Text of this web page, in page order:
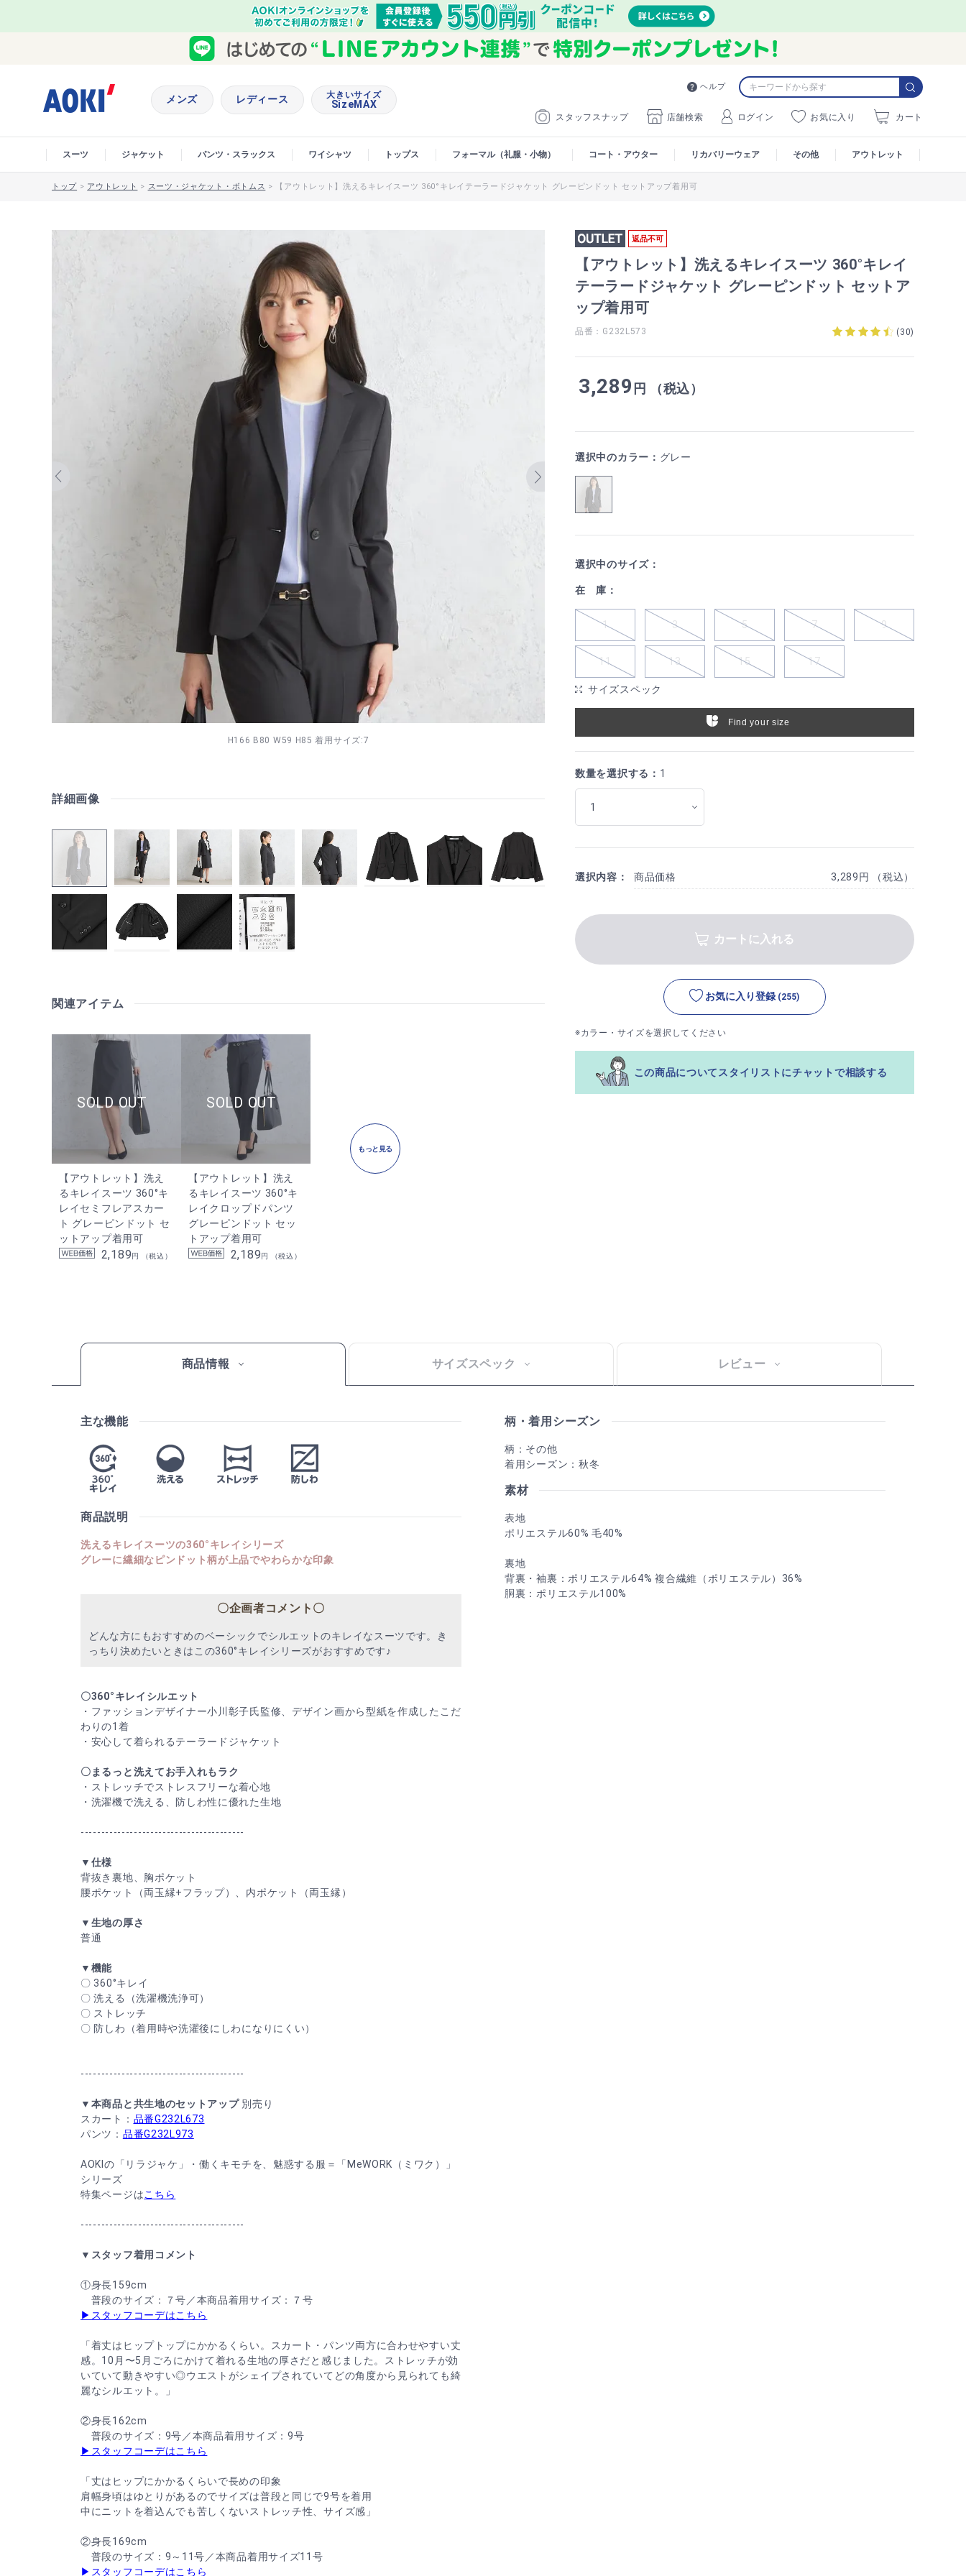
ヘルプ
スタッフスナップ 店舗検索 ログイン お気に入り カート
メンズ レディース 大きいサイズ
SizeMAX
スーツ ジャケット パンツ・スラックス ワイシャツ トップス フォーマル（礼服・小物） コート・アウター リカバリーウェア その他 アウトレット
トップ > アウトレット > スーツ・ジャケット・ボトムス > 【アウトレット】洗えるキレイスーツ 360°キレイテーラードジャケット グレーピンドット セットアップ着用可
H166 B80 W59 H85 着用サイズ:7
詳細画像
関連アイテム
【アウトレット】洗え
るキレイスーツ 360°キ
レイセミフレアスカー
ト グレーピンドット セ
ットアップ着用可
2,189円 （税込）
【アウトレット】洗え
るキレイスーツ 360°キ
レイクロップドパンツ
グレーピンドット セッ
トアップ着用可
2,189円 （税込）
もっと見る
返品不可
【アウトレット】洗えるキレイスーツ 360°キレイ
テーラードジャケット グレーピンドット セットア
ップ着用可
品番：G232L573 (30)
3,289 円 （税込）
選択中のカラー： グレー
選択中のサイズ：
在 庫：
1 3 5 7 9
11 13 15 17
サイズスペック
Find your size
数量を選択する： 1
選択内容： 商品価格 3,289円 （税込）
カートに入れる
お気に入り登録 (255)
※カラー・サイズを選択してください
この商品についてスタイリストにチャットで相談する
商品情報 サイズスペック レビュー
主な機能
商品説明
洗えるキレイスーツの360°キレイシリーズ
グレーに繊細なピンドット柄が上品でやわらかな印象
〇企画者コメント〇
どんな方にもおすすめのベーシックでシルエットのキレイなスーツです。き
っちり決めたいときはこの360°キレイシリーズがおすすめです♪
〇360°キレイシルエット
・ファッションデザイナー小川彰子氏監修、デザイン画から型紙を作成したこだ
わりの1着
・安心して着られるテーラードジャケット
〇まるっと洗えてお手入れもラク
・ストレッチでストレスフリーな着心地
・洗濯機で洗える、防しわ性に優れた生地
----------------------------------------
▼仕様
背抜き裏地、胸ポケット
腰ポケット（両玉縁+フラップ）、内ポケット（両玉縁）
▼生地の厚さ
普通
▼機能
〇 360°キレイ
〇 洗える（洗濯機洗浄可）
〇 ストレッチ
〇 防しわ（着用時や洗濯後にしわになりにくい）
----------------------------------------
▼本商品と共生地のセットアップ別売り
スカート： 品番G232L673
パンツ： 品番G232L973
AOKIの「リラジャケ」・働くキモチを、魅惑する服＝「MeWORK（ミワク）」
シリーズ
特集ページはこちら
----------------------------------------
▼スタッフ着用コメント
①身長159cm
普段のサイズ：７号／本商品着用サイズ：７号
▶スタッフコーデはこちら
「着丈はヒップトップにかかるくらい。スカート・パンツ両方に合わせやすい丈
感。10月〜5月ごろにかけて着れる生地の厚さだと感じました。ストレッチが効
いていて動きやすい◎ウエストがシェイプされていてどの角度から見られても綺
麗なシルエット。」
②身長162cm
普段のサイズ：9号／本商品着用サイズ：9号
▶スタッフコーデはこちら
「丈はヒップにかかるくらいで長めの印象
肩幅身頃はゆとりがあるのでサイズは普段と同じで9号を着用
中にニットを着込んでも苦しくないストレッチ性、サイズ感」
②身長169cm
普段のサイズ：9～11号／本商品着用サイズ11号
▶スタッフコーデはこちら
柄・着用シーズン
柄：その他
着用シーズン：秋冬
素材
表地
ポリエステル60% 毛40%
裏地
背裏・袖裏：ポリエステル64% 複合繊維（ポリエステル）36%
胴裏：ポリエステル100%